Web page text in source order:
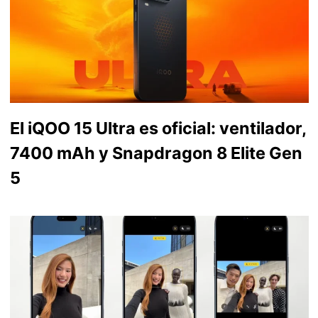
El iQOO 15 Ultra es oficial: ventilador,
7400 mAh y Snapdragon 8 Elite Gen
5